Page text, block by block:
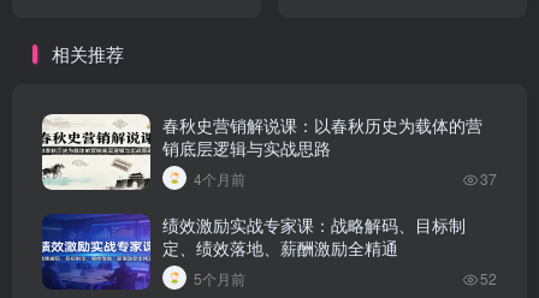
相关推荐
春秋史营销解说课：以春秋历史为载体的营
销底层逻辑与实战思路
4个月前 37
绩效激励实战专家课：战略解码、目标制
定、绩效落地、薪酬激励全精通
5个月前 52